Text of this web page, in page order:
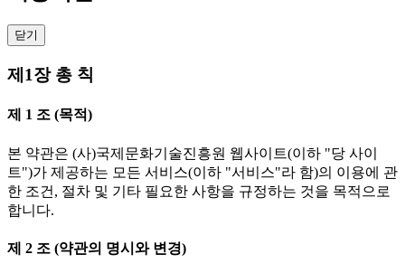
닫기
제1장 총 칙
제 1 조 (목적)
본 약관은 (사)국제문화기술진흥원 웹사이트(이하 "당 사이
트")가 제공하는 모든 서비스(이하 "서비스"라 함)의 이용에 관
한 조건, 절차 및 기타 필요한 사항을 규정하는 것을 목적으로
합니다.
제 2 조 (약관의 명시와 변경)